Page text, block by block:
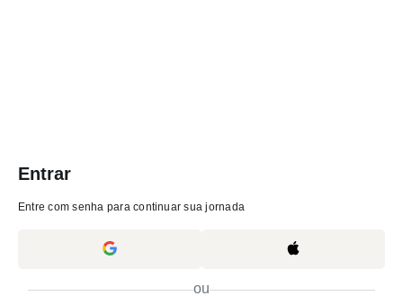
Entrar
Entre com senha para continuar sua jornada
ou